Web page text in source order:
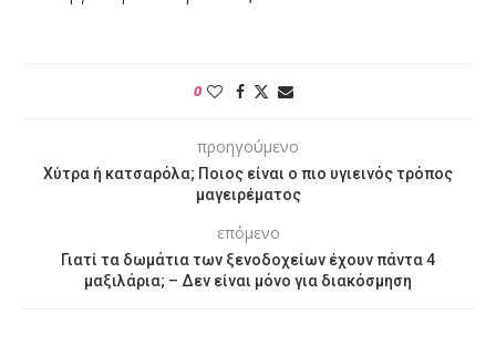
0
προηγούμενο
Χύτρα ή κατσαρόλα; Ποιος είναι ο πιο υγιεινός τρόπος
μαγειρέματος
επόμενο
Γιατί τα δωμάτια των ξενοδοχείων έχουν πάντα 4
μαξιλάρια; – Δεν είναι μόνο για διακόσμηση